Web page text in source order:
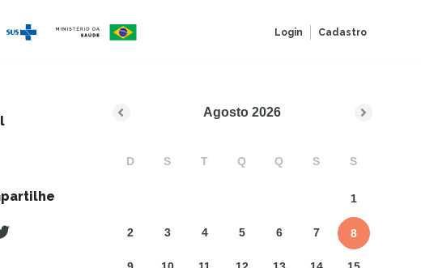
Login Cadastro
Agosto 2026
D S T Q Q S S
1
2 3 4 5 6 7 8